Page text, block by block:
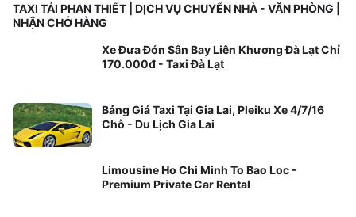
TAXI TẢI PHAN THIẾT | DỊCH VỤ CHUYỂN NHÀ - VĂN PHÒNG |
NHẬN CHỞ HÀNG
Xe Đưa Đón Sân Bay Liên Khương Đà Lạt Chỉ
170.000đ - Taxi Đà Lạt
Bảng Giá Taxi Tại Gia Lai, Pleiku Xe 4/7/16
Chỗ - Du Lịch Gia Lai
Limousine Ho Chi Minh To Bao Loc -
Premium Private Car Rental